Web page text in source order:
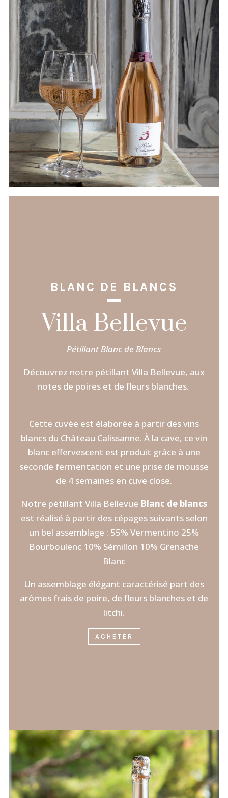
BLANC DE BLANCS
Villa Bellevue
Pétillant Blanc de Blancs
Découvrez notre pétillant Villa Bellevue, aux
notes de poires et de fleurs blanches.
Cette cuvée est élaborée à partir des vins
blancs du Château Calissanne. À la cave, ce vin
blanc effervescent est produit grâce à une
seconde fermentation et une prise de mousse
de 4 semaines en cuve close.
Notre pétillant Villa Bellevue Blanc de blancs
est réalisé à partir des cépages suivants selon
un bel assemblage : 55% Vermentino 25%
Bourboulenc 10% Sémillon 10% Grenache
Blanc
Un assemblage élégant caractérisé part des
arômes frais de poire, de fleurs blanches et de
litchi.
ACHETER